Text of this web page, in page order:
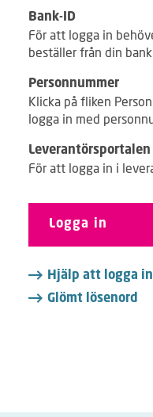
Bank-ID
För att logga in
beställer från din
Personnummer
Klicka på fliken
logga in med
Leverantörsportalen
För att logga in i
Hjälp att logga in
Glömt lösenord
Logga in